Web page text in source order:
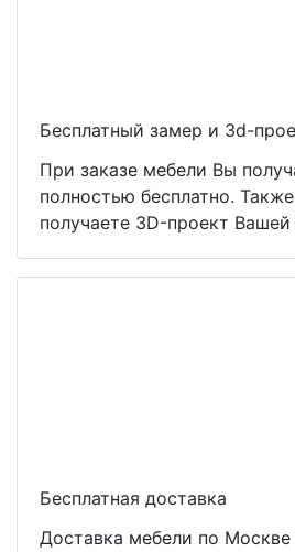
Бесплатный замер и 3d-
При заказе мебели Вы
полностью бесплатно.
получаете 3D-проект
Бесплатная доставка
Доставка мебели по